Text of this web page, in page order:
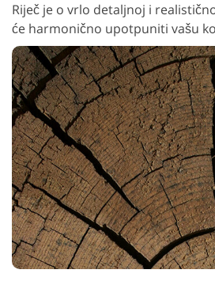
Riječ je o vrlo detaljnoj i
će harmonično upotpuniti vašu